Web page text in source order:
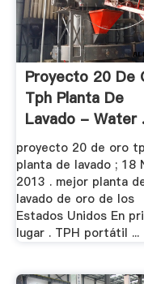
Proyecto 20 De
Tph Planta De
Lavado - Water
proyecto 20 de oro
planta de lavado ; 18
2013 . mejor planta
lavado de oro de los
Estados Unidos En
lugar . TPH portátil ...